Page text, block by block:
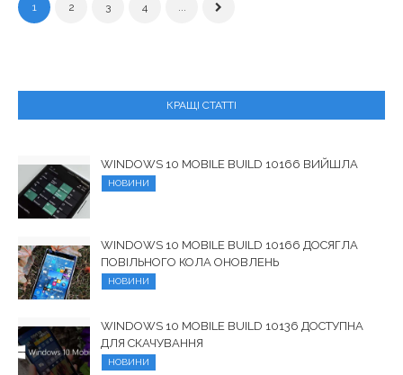
1 2 3 4 ...
КРАЩІ СТАТТІ
WINDOWS 10 MOBILE BUILD 10166 ВИЙШЛА
НОВИНИ
WINDOWS 10 MOBILE BUILD 10166 ДОСЯГЛА
ПОВІЛЬНОГО КОЛА ОНОВЛЕНЬ
НОВИНИ
WINDOWS 10 MOBILE BUILD 10136 ДОСТУПНА
ДЛЯ СКАЧУВАННЯ
НОВИНИ